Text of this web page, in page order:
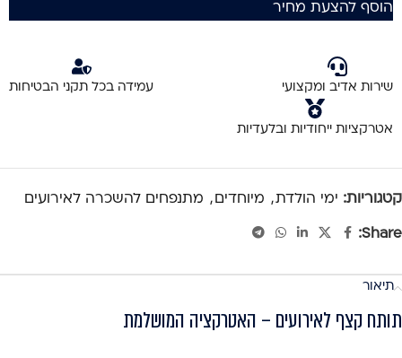
הוסף להצעת מחיר
שירות אדיב ומקצועי עמידה בכל תקני הבטיחות
אטרקציות ייחודיות ובלעדיות
קטגוריות: ימי הולדת, מיוחדים, מתנפחים להשכרה לאירועים
Share:
תיאור
תותח קצף לאירועים – האטרקציה המושלמת